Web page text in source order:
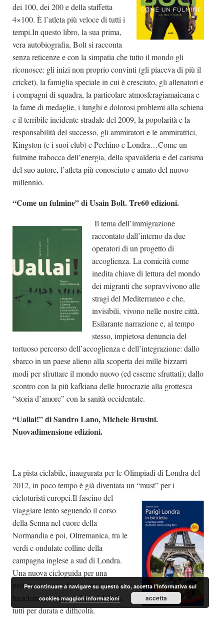
dei 100, dei 200 e della staffetta
4×100. È l’atleta più veloce di tutti i
tempi.In questo libro, la sua prima,
vera autobiografia, Bolt si racconta
senza reticenze e con la simpatia che tutto il mondo gli
riconosce: gli inizi non proprio convinti (gli piaceva di più il
cricket), la famiglia speciale in cui è cresciuto, gli allenatori e
i compagni di squadra, la particolare atmosferagiamaicana e
la fame di medaglie, i lunghi e dolorosi problemi alla schiena
e il terribile incidente stradale del 2009, la popolarità e la
responsabilità del successo, gli ammiratori e le ammiratrici,
Kingston (e i suoi club) e Pechino e Londra…Come un
fulmine trabocca dell’energia, della spavalderia e del carisma
del suo autore, l’atleta più conosciuto e amato del nuovo
millennio.
“Come un fulmine” di Usain Bolt. Tre60 edizioni.
Il tema dell’immigrazione
raccontato dall’interno da due
operatori di un progetto di
accoglienza. La comicità come
inedita chiave di lettura del mondo
dei migranti che sopravvivono alle
stragi del Mediterraneo e che,
invisibili, vivono nelle nostre città.
Esilarante narrazione e, al tempo
stesso, impietosa denuncia del
tortuoso percorso dell’accoglienza e dell’integrazione: dallo
sbarco in un paese alieno alla scoperta dei mille bizzarri
modi per sfruttare il mondo nuovo (ed esserne sfruttati); dallo
scontro con la più kafkiana delle burocrazie alla grottesca
“storia d’amore” con la sanità occidentale.
“Uallai!” di Sandro Lano, Michele Brusini.
Nuovadimensione edizioni.
La pista ciclabile, inaugurata per le Olimpiadi di Londra del
2012, in poco tempo è già diventata un “must” per i
cicloturisti europei.Il fascino del
viaggiare lento seguendo il corso
della Senna nel cuore della
Normandia e poi, Oltremanica, tra le
verdi e ondulate colline della
campagna inglese a sud di Londra.
Una nuova cicloguida per una
perfetta vacanza di una settimana in
bicicletta, con tappe abbordabili da
tutti per durata e difficoltà.
Per continuare a navigare su questo sito, accetta l'informativa sui
cookiesmaggiori informazioni accetta